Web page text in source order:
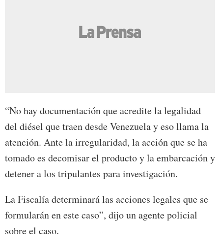
“No hay documentación que acredite la legalidad
del diésel que traen desde Venezuela y eso llama la
atención. Ante la irregularidad, la acción que se ha
tomado es decomisar el producto y la embarcación y
detener a los tripulantes para investigación.
La Fiscalía determinará las acciones legales que se
formularán en este caso”, dijo un agente policial
sobre el caso.